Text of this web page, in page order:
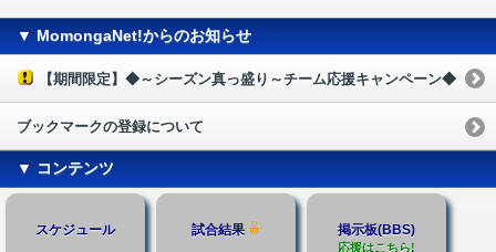
▼ MomongaNet!からのお知らせ
【期間限定】◆～シーズン真っ盛り～チーム応援キャンペーン◆
ブックマークの登録について
▼ コンテンツ
スケジュール 試合結果 掲示板(BBS)
応援はこちら!